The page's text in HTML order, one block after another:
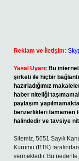
Reklam ve İletişim:
Yasal Uyarı: Bu
şirketi ile hiçbir
hazırladığımız
haber niteliği
paylaşım
benzerlikleri tamamen
halindedir ve tavsiye
Sitemiz, 5651 Sayılı
Kurumu (BTK)
vermektedir. Bu